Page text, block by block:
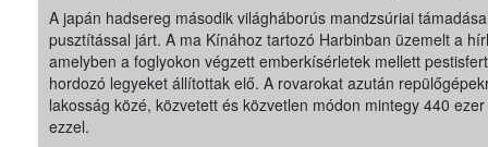
A japán hadsereg második világháborús mandzsúriai
pusztítással járt. A ma Kínához tartozó Harbinban üzemelt a
amelyben a foglyokon végzett emberkísérletek mellett
hordozó legyeket állítottak elő. A rovarokat azután
lakosság közé, közvetett és közvetlen módon mintegy 440
ezzel.